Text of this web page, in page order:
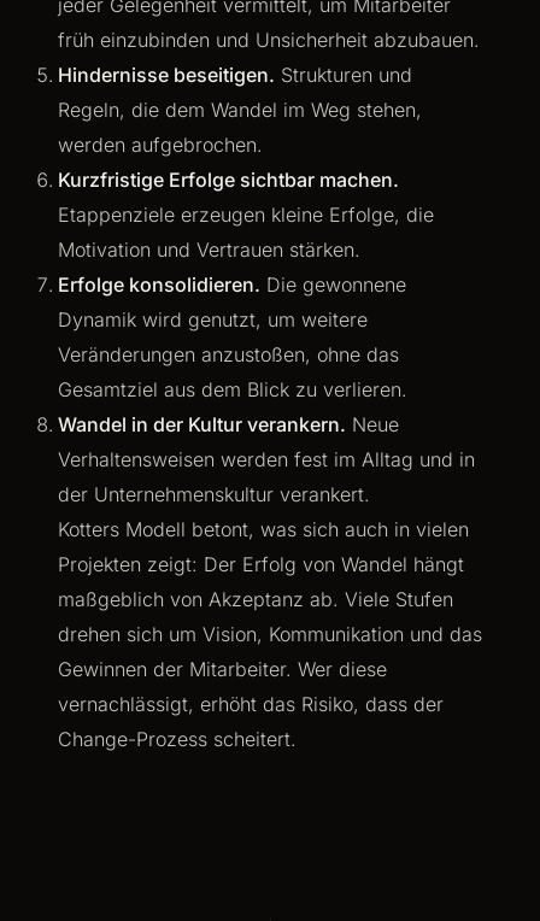
jeder Gelegenheit vermittelt, um Mitarbeiter
früh einzubinden und Unsicherheit abzubauen.
Hindernisse beseitigen. Strukturen und
Regeln, die dem Wandel im Weg stehen,
werden aufgebrochen.
Kurzfristige Erfolge sichtbar machen.
Etappenziele erzeugen kleine Erfolge, die
Motivation und Vertrauen stärken.
Erfolge konsolidieren. Die gewonnene
Dynamik wird genutzt, um weitere
Veränderungen anzustoßen, ohne das
Gesamtziel aus dem Blick zu verlieren.
Wandel in der Kultur verankern. Neue
Verhaltensweisen werden fest im Alltag und in
der Unternehmenskultur verankert.
Kotters Modell betont, was sich auch in vielen
Projekten zeigt: Der Erfolg von Wandel hängt
maßgeblich von Akzeptanz ab. Viele Stufen
drehen sich um Vision, Kommunikation und das
Gewinnen der Mitarbeiter. Wer diese
vernachlässigt, erhöht das Risiko, dass der
Change-Prozess scheitert.